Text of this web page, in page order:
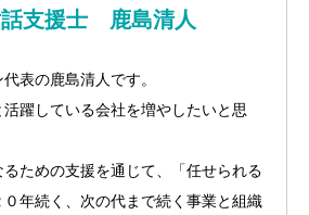
支援士 鹿島清人
表の鹿島清人です。
躍している会社を増やしたいと思
ための支援を通じて、「任せられる
年続く、次の代まで続く事業と組織
ミナー・講座申込規約